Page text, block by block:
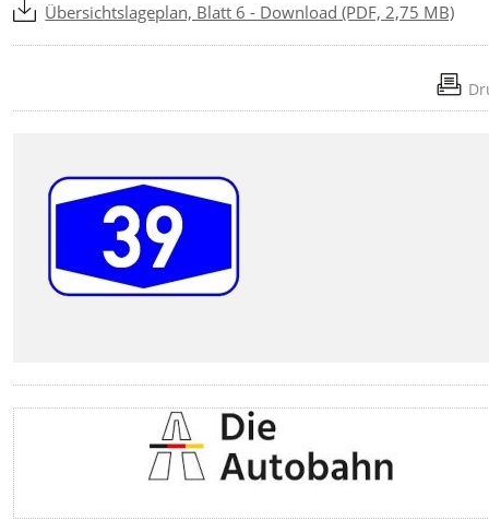
Übersichtslageplan, Blatt 6 - Download (PDF, 2,75 MB)